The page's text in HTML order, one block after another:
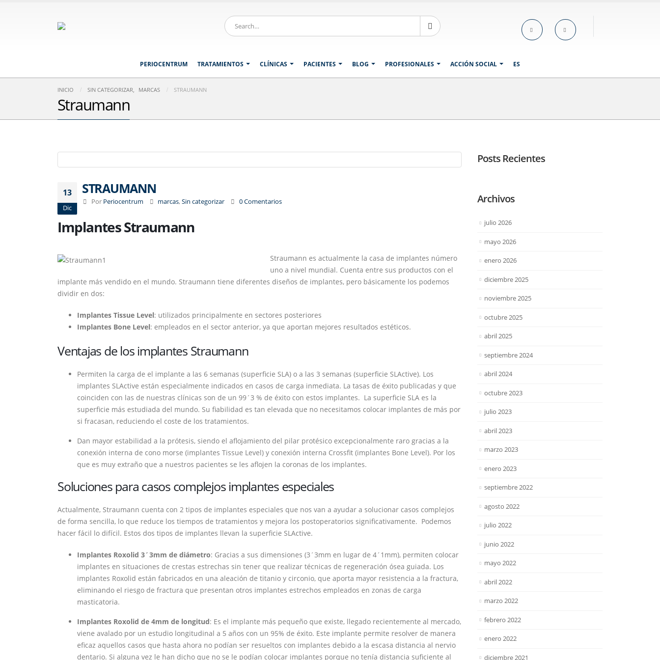
PERIOCENTRUM TRATAMIENTOS CLÍNICAS PACIENTES BLOG PROFESIONALES ACCIÓN SOCIAL ES
INICIO SIN CATEGORIZAR, MARCAS STRAUMANN
Straumann
13
Dic
STRAUMANN
Por Periocentrum marcas,Sin categorizar 0 Comentarios
Implantes Straumann
Straumann es actualmente la casa de implantes número
uno a nivel mundial. Cuenta entre sus productos con el
implante más vendido en el mundo. Straumann tiene diferentes diseños de implantes, pero básicamente los podemos
dividir en dos:
Implantes Tissue Level: utilizados principalmente en sectores posteriores
Implantes Bone Level: empleados en el sector anterior, ya que aportan mejores resultados estéticos.
Ventajas de los implantes Straumann
Permiten la carga de el implante a las 6 semanas (superficie SLA) o a las 3 semanas (superficie SLActive). Los
implantes SLActive están especialmente indicados en casos de carga inmediata. La tasas de éxito publicadas y que
coinciden con las de nuestras clínicas son de un 99´3 % de éxito con estos implantes. La superficie SLA es la
superficie más estudiada del mundo. Su fiabilidad es tan elevada que no necesitamos colocar implantes de más por
si fracasan, reduciendo el coste de los tratamientos.
Dan mayor estabilidad a la prótesis, siendo el aflojamiento del pilar protésico excepcionalmente raro gracias a la
conexión interna de cono morse (implantes Tissue Level) y conexión interna Crossfit (implantes Bone Level). Por los
que es muy extraño que a nuestros pacientes se les aflojen la coronas de los implantes.
Soluciones para casos complejos implantes especiales
Actualmente, Straumann cuenta con 2 tipos de implantes especiales que nos van a ayudar a solucionar casos complejos
de forma sencilla, lo que reduce los tiempos de tratamientos y mejora los postoperatorios significativamente. Podemos
hacer fácil lo difícil. Estos dos tipos de implantes llevan la superficie SLActive.
Implantes Roxolid 3´3mm de diámetro: Gracias a sus dimensiones (3´3mm en lugar de 4´1mm), permiten colocar
implantes en situaciones de crestas estrechas sin tener que realizar técnicas de regeneración ósea guiada. Los
implantes Roxolid están fabricados en una aleación de titanio y circonio, que aporta mayor resistencia a la fractura,
eliminando el riesgo de fractura que presentan otros implantes estrechos empleados en zonas de carga
masticatoria.
Implantes Roxolid de 4mm de longitud: Es el implante más pequeño que existe, llegado recientemente al mercado,
viene avalado por un estudio longitudinal a 5 años con un 95% de éxito. Este implante permite resolver de manera
eficaz aquellos casos que hasta ahora no podían ser resueltos con implantes debido a la escasa distancia al nervio
dentario. Si alguna vez le han dicho que no se le podían colocar implantes porque no tenía distancia suficiente al
Posts Recientes
Archivos
julio 2026
mayo 2026
enero 2026
diciembre 2025
noviembre 2025
octubre 2025
abril 2025
septiembre 2024
abril 2024
octubre 2023
julio 2023
abril 2023
marzo 2023
enero 2023
septiembre 2022
agosto 2022
julio 2022
junio 2022
mayo 2022
abril 2022
marzo 2022
febrero 2022
enero 2022
diciembre 2021